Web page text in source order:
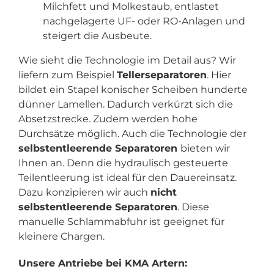
Milchfett und Molkestaub, entlastet
nachgelagerte UF- oder RO-Anlagen und
steigert die Ausbeute.
Wie sieht die Technologie im Detail aus? Wir
liefern zum Beispiel Tellerseparatoren. Hier
bildet ein Stapel konischer Scheiben hunderte
dünner Lamellen. Dadurch verkürzt sich die
Absetzstrecke. Zudem werden hohe
Durchsätze möglich. Auch die Technologie der
selbstentleerende Separatoren bieten wir
Ihnen an. Denn die hydraulisch gesteuerte
Teilentleerung ist ideal für den Dauereinsatz.
Dazu konzipieren wir auch nicht
selbstentleerende Separatoren. Diese
manuelle Schlammabfuhr ist geeignet für
kleinere Chargen.
Unsere Antriebe bei KMA Artern: